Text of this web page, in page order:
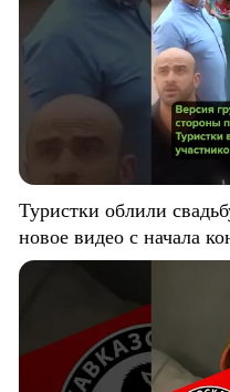
Туристки облили
новое видео с начала